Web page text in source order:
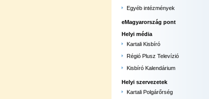
Egyéb intézmények
eMagyarország pont
Helyi média
Kartali Kisbíró
Régió Plusz Televízió
Kisbíró Kalendárium
Helyi szervezetek
Kartali Polgárőrség